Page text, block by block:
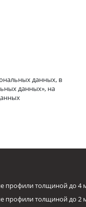
данных, в
данных», на
профили толщиной до 4
профили толщиной до 2